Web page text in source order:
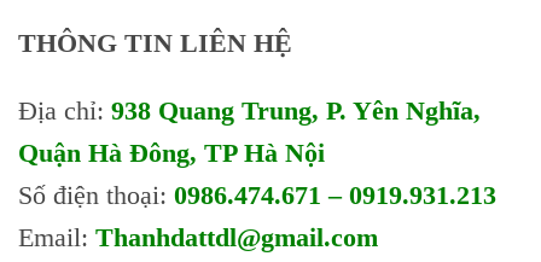
THÔNG TIN LIÊN HỆ
Địa chỉ: 938 Quang Trung, P. Yên Nghĩa,
Quận Hà Đông, TP Hà Nội
Số điện thoại: 0986.474.671 – 0919.931.213
Email: Thanhdattdl@gmail.com